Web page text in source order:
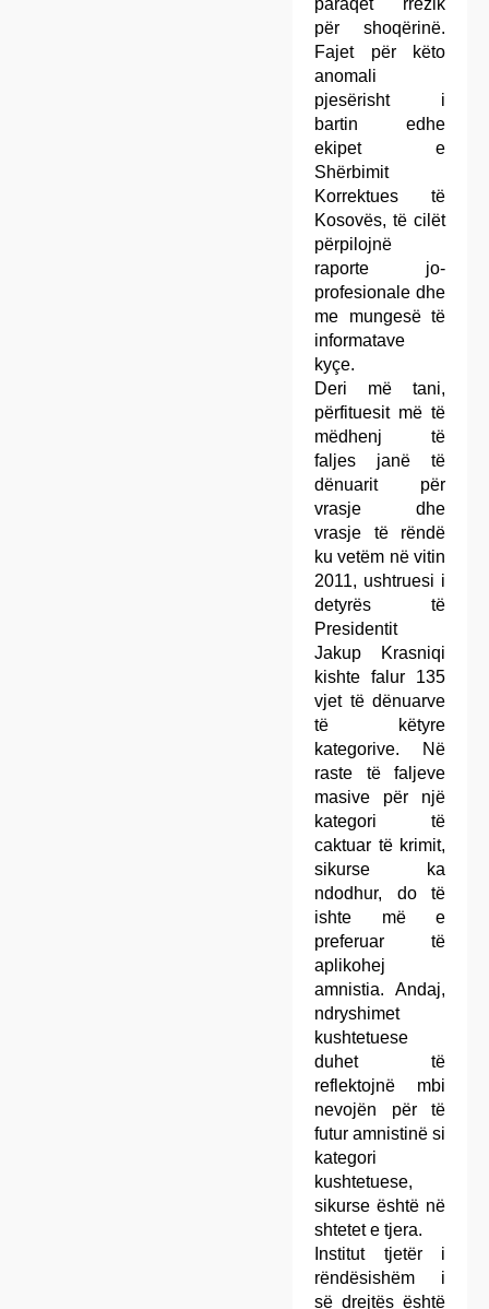
paraqet rrezik
për shoqërinë.
Fajet për këto
anomali
pjesërisht i
bartin edhe
ekipet e
Shërbimit
Korrektues të
Kosovës, të cilët
përpilojnë
raporte jo-
profesionale dhe
me mungesë të
informatave
kyçe.
Deri më tani,
përfituesit më të
mëdhenj të
faljes janë të
dënuarit për
vrasje dhe
vrasje të rëndë
ku vetëm në vitin
2011, ushtruesi i
detyrës të
Presidentit
Jakup Krasniqi
kishte falur 135
vjet të dënuarve
të këtyre
kategorive. Në
raste të faljeve
masive për një
kategori të
caktuar të krimit,
sikurse ka
ndodhur, do të
ishte më e
preferuar të
aplikohej
amnistia. Andaj,
ndryshimet
kushtetuese
duhet të
reflektojnë mbi
nevojën për të
futur amnistinë si
kategori
kushtetuese,
sikurse është në
shtetet e tjera.
Institut tjetër i
rëndësishëm i
së drejtës është